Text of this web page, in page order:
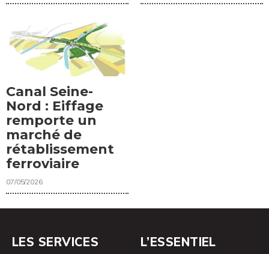
Canal Seine-
Nord : Eiffage
remporte un
marché de
rétablissement
ferroviaire
07/05/2026
LES SERVICES L’ESSENTIEL